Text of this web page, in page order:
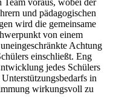
Team voraus, wobei der
und pädagogischen
wird die gemeinsame
von einem
Achtung
einschließt. Eng
jedes Schülers
in
wirkungsvoll zu